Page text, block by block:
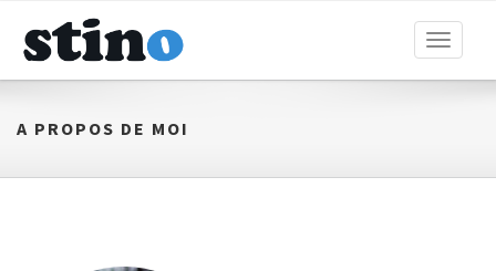
Toggle
A PROPOS DE MOI